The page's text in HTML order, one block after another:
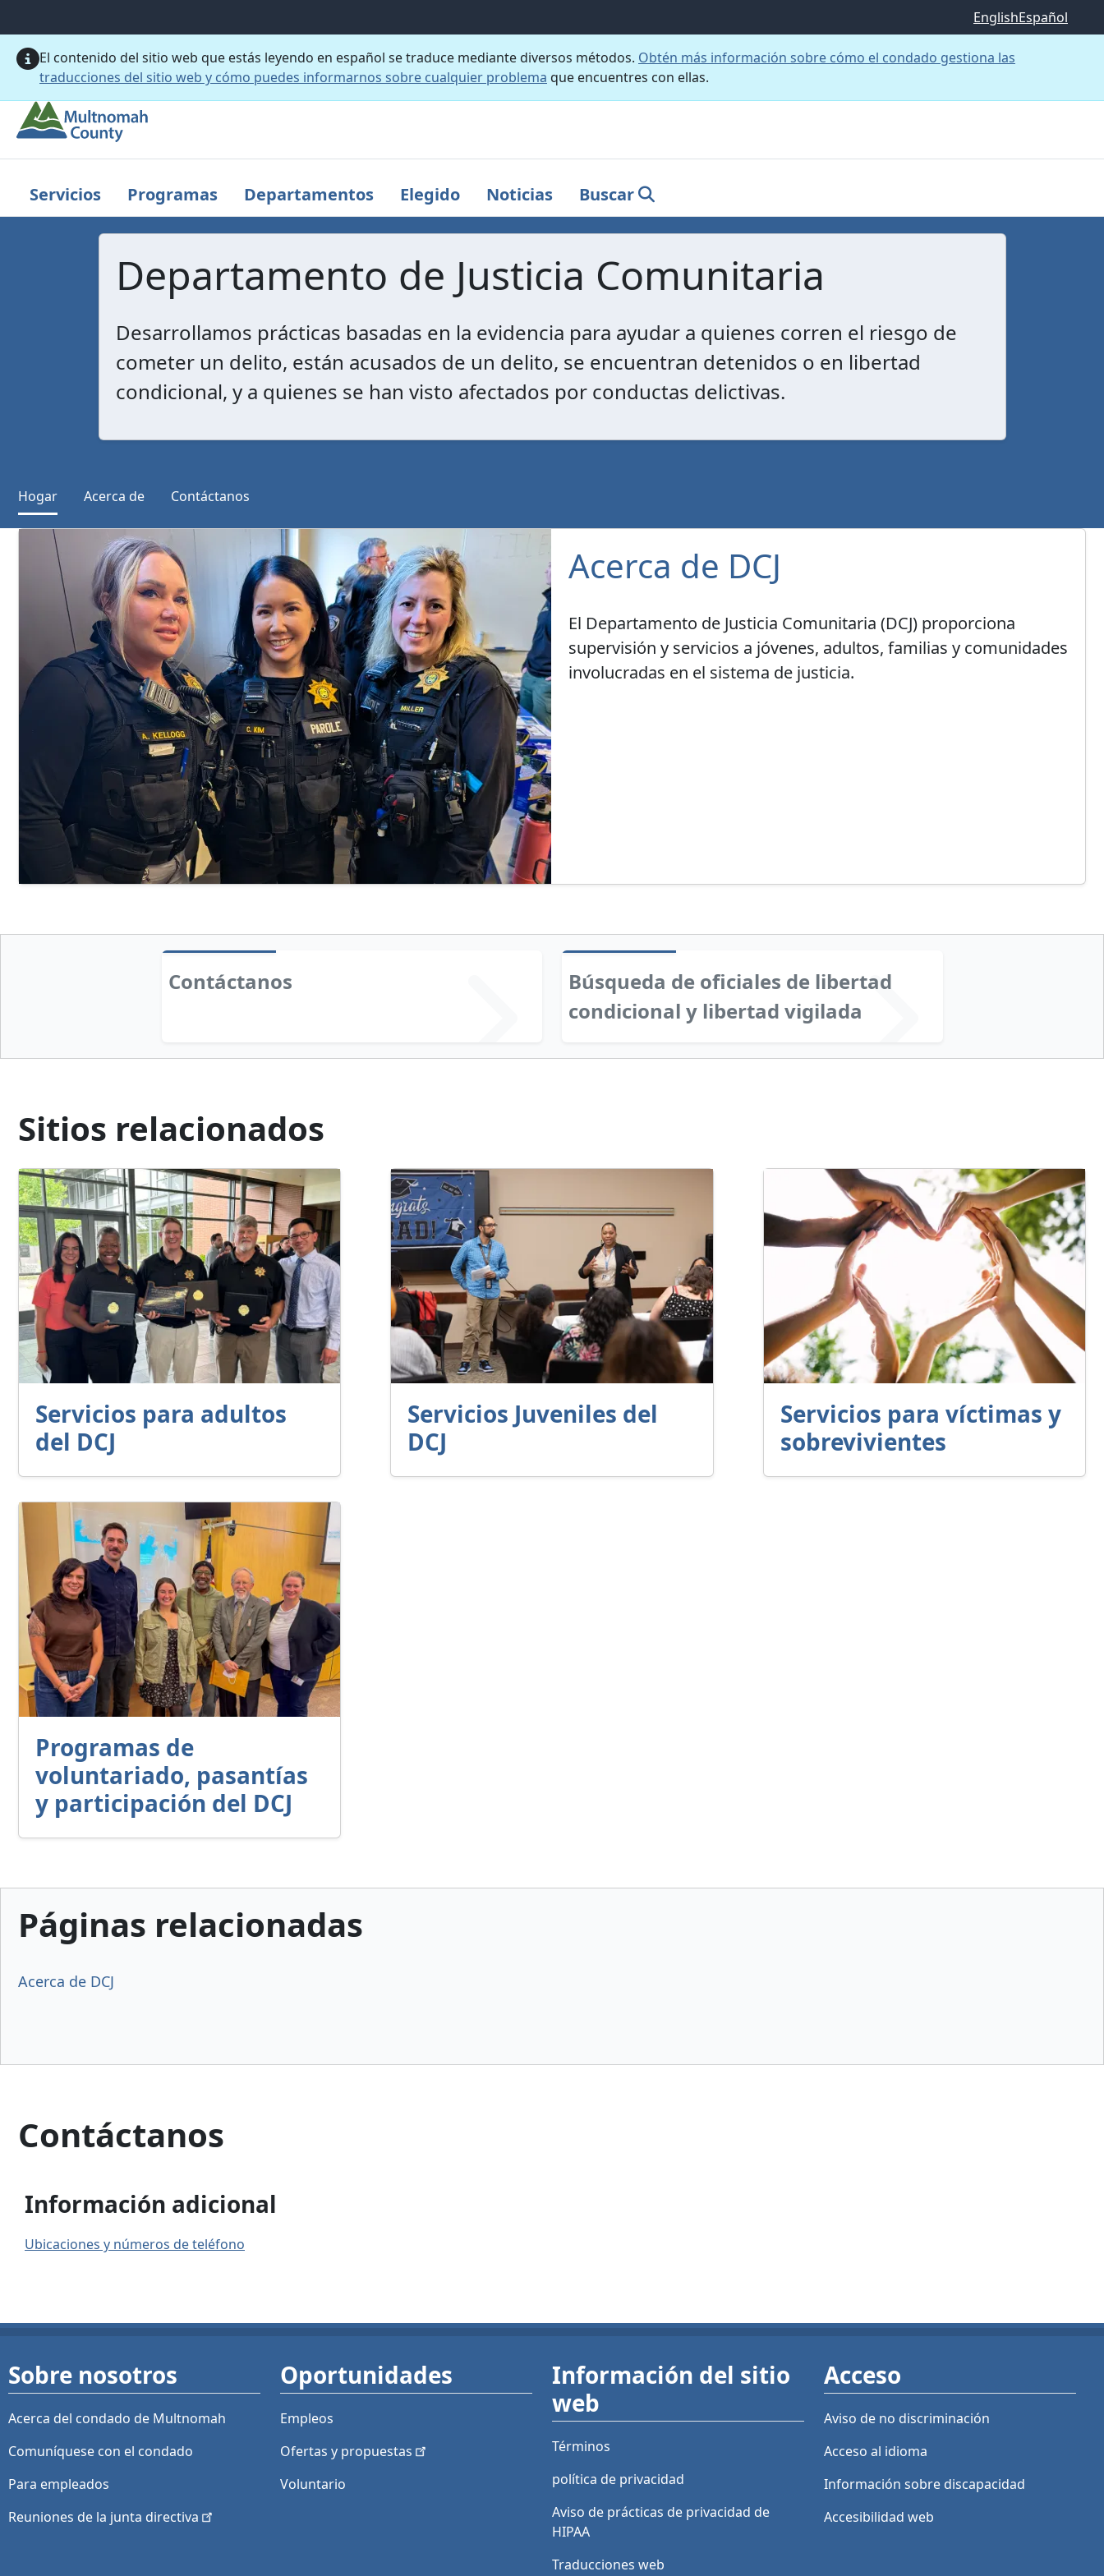
EnglishEspañol
El contenido del sitio web que estás leyendo en español se traduce mediante diversos métodos. Obtén más información sobre cómo el condado gestiona las
traducciones del sitio web y cómo puedes informarnos sobre cualquier problema que encuentres con ellas.
Servicios Programas Departamentos Elegido Noticias Buscar
Departamento de Justicia Comunitaria
Desarrollamos prácticas basadas en la evidencia para ayudar a quienes corren el riesgo de
cometer un delito, están acusados ​​de un delito, se encuentran detenidos o en libertad
condicional, y a quienes se han visto afectados por conductas delictivas.
Hogar Acerca de Contáctanos
Acerca de DCJ
El Departamento de Justicia Comunitaria (DCJ) proporciona
supervisión y servicios a jóvenes, adultos, familias y comunidades
involucradas en el sistema de justicia.
Contáctanos
Búsqueda de oficiales de libertad
condicional y libertad vigilada
Sitios relacionados
Servicios para adultos
del DCJ
Servicios Juveniles del
DCJ
Servicios para víctimas y
sobrevivientes
Programas de
voluntariado, pasantías
y participación del DCJ
Páginas relacionadas
Acerca de DCJ
Contáctanos
Información adicional
Ubicaciones y números de teléfono
Sobre nosotros
Acerca del condado de Multnomah
Comuníquese con el condado
Para empleados
Reuniones de la junta directiva
Oportunidades
Empleos
Ofertas y propuestas
Voluntario
Información del sitio
web
Términos
política de privacidad
Aviso de prácticas de privacidad de
HIPAA
Traducciones web
Acceso
Aviso de no discriminación
Acceso al idioma
Información sobre discapacidad
Accesibilidad web